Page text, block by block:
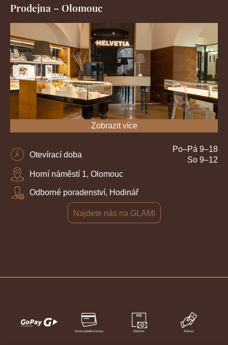
Prodejna – Olomouc
Zobrazit více
Otevírací doba
Po–Pá 9–18
So 9–12
Horní náměstí 1, Olomouc
Odborné poradenství, Hodinář
Najdete nás na GLAMI